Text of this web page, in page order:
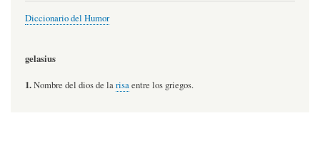
Diccionario del Humor
gelasius
1.Nombre del dios de larisaentre los griegos.